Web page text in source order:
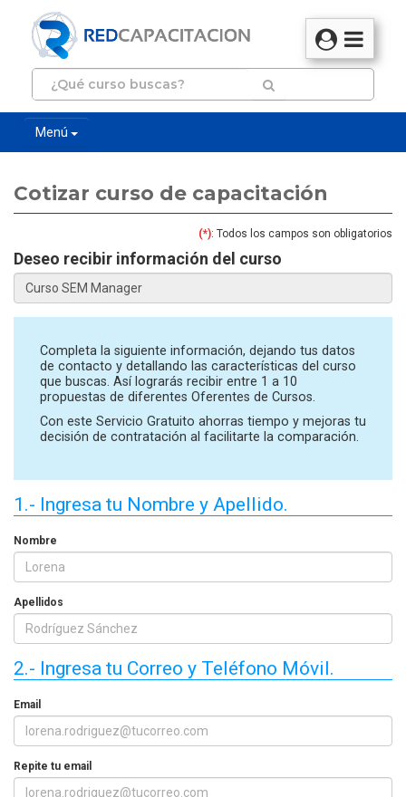
Menú
Cotizar curso de capacitación
(*): Todos los campos son obligatorios
Deseo recibir información del curso
Completa la siguiente información, dejando tus datos
de contacto y detallando las características del curso
que buscas. Así lograrás recibir entre 1 a 10
propuestas de diferentes Oferentes de Cursos.
Con este Servicio Gratuito ahorras tiempo y mejoras tu
decisión de contratación al facilitarte la comparación.
1.- Ingresa tu Nombre y Apellido.
Nombre
Apellidos
2.- Ingresa tu Correo y Teléfono Móvil.
Email
Repite tu email